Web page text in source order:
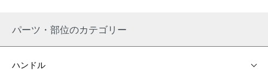
パーツ・部位のカテゴリー
ハンドル